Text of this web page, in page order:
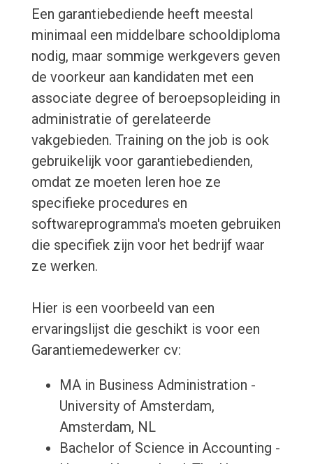
Een garantiebediende heeft meestal
minimaal een middelbare schooldiploma
nodig, maar sommige werkgevers geven
de voorkeur aan kandidaten met een
associate degree of beroepsopleiding in
administratie of gerelateerde
vakgebieden. Training on the job is ook
gebruikelijk voor garantiebedienden,
omdat ze moeten leren hoe ze
specifieke procedures en
softwareprogramma's moeten gebruiken
die specifiek zijn voor het bedrijf waar
ze werken.
Hier is een voorbeeld van een
ervaringslijst die geschikt is voor een
Garantiemedewerker cv:
MA in Business Administration -
University of Amsterdam,
Amsterdam, NL
Bachelor of Science in Accounting -